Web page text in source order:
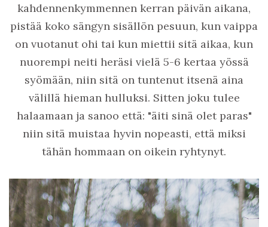
kahdennenkymmennen kerran päivän aikana,
pistää koko sängyn sisällön pesuun, kun vaippa
on vuotanut ohi tai kun miettii sitä aikaa, kun
nuorempi neiti heräsi vielä 5-6 kertaa yössä
syömään, niin sitä on tuntenut itsenä aina
välillä hieman hulluksi. Sitten joku tulee
halaamaan ja sanoo että: "äiti sinä olet paras"
niin sitä muistaa hyvin nopeasti, että miksi
tähän hommaan on oikein ryhtynyt.